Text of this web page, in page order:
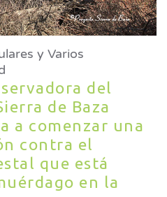
y Varios
del
de Baza
a comenzar una
contra el
que está
en la